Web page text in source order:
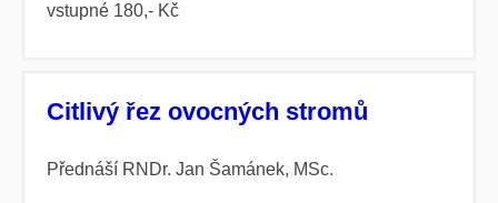
vstupné 180,- Kč
Citlivý řez ovocných stromů
Přednáší RNDr. Jan Šamánek, MSc.